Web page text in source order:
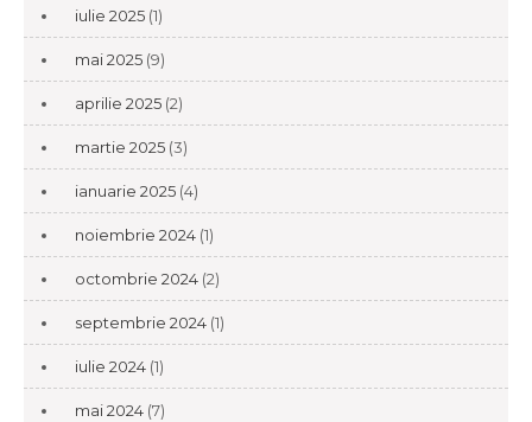
iulie 2025 (1)
mai 2025 (9)
aprilie 2025 (2)
martie 2025 (3)
ianuarie 2025 (4)
noiembrie 2024 (1)
octombrie 2024 (2)
septembrie 2024 (1)
iulie 2024 (1)
mai 2024 (7)